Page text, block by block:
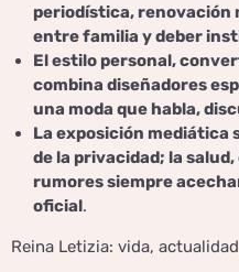
periodística, renovación
entre familia y deber
El estilo personal,
combina diseñadores
una moda que habla,
La exposición
de la privacidad; la
rumores siempre
oficial.
Reina Letizia: vida,